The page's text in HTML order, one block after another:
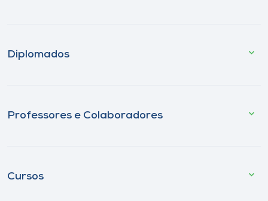
Diplomados
Professores e Colaboradores
Cursos